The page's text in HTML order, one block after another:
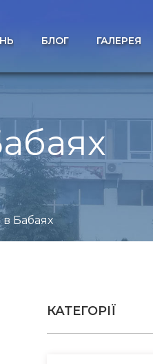
БЛОГ ГАЛЕРЕЯ
в Бабаях
КАТЕГОРІЇ